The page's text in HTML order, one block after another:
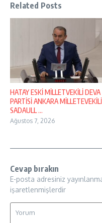
Related Posts
HATAY ESKİ MİLLETVEKİLİ DEVA
PARTİSİ ANKARA MİLLETEVEKİLİ
SADAULL ...
Ağustos 7, 2026
Cevap bırakın
E-posta adresiniz
işaretlenmişlerdir